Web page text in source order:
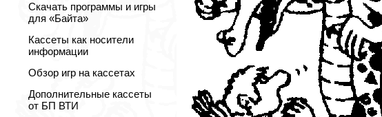
Скачать программы и игры
для «Байта»
Кассеты как носители
информации
Обзор игр на кассетах
Дополнительные кассеты
от БП ВТИ